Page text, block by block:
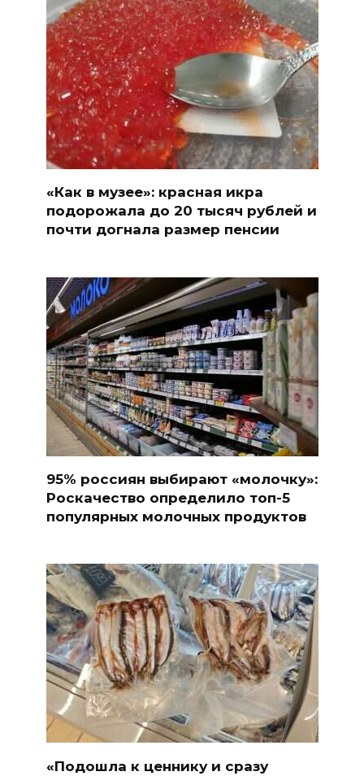
«Как в музее»: красная икра
подорожала до 20 тысяч рублей и
почти догнала размер пенсии
95% россиян выбирают «молочку»:
Роскачество определило топ-5
популярных молочных продуктов
«Подошла к ценнику и сразу